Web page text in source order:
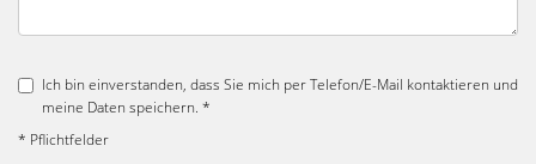
Ich bin einverstanden, dass Sie mich per Telefon/E-Mail kontaktieren und
meine Daten speichern. *
* Pflichtfelder